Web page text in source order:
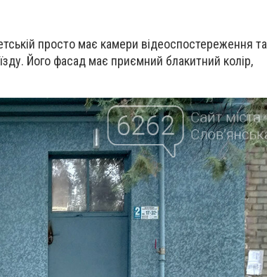
просто має камери відеоспостереження та
Його фасад має приємний блакитний колір,